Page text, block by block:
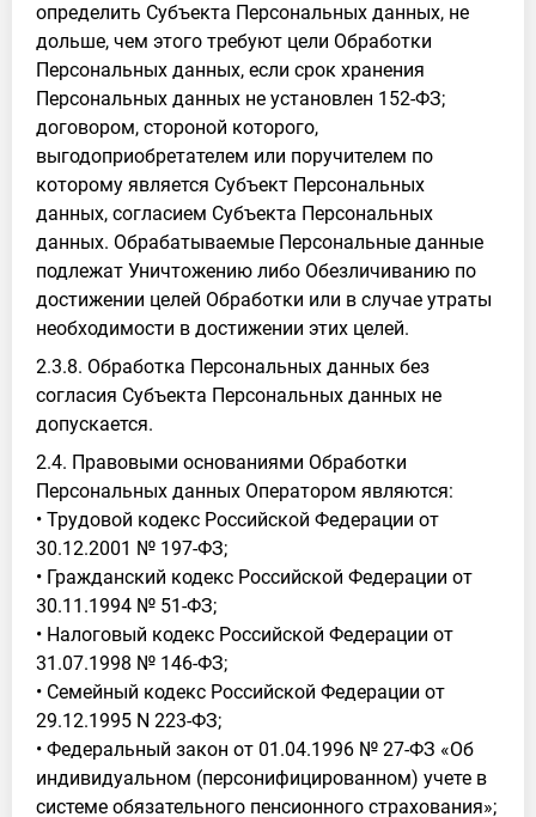
определить Субъекта Персональных данных, не
дольше, чем этого требуют цели Обработки
Персональных данных, если срок хранения
Персональных данных не установлен 152-ФЗ;
договором, стороной которого,
выгодоприобретателем или поручителем по
которому является Субъект Персональных
данных, согласием Субъекта Персональных
данных. Обрабатываемые Персональные данные
подлежат Уничтожению либо Обезличиванию по
достижении целей Обработки или в случае утраты
необходимости в достижении этих целей.
2.3.8. Обработка Персональных данных без
согласия Субъекта Персональных данных не
допускается.
2.4. Правовыми основаниями Обработки
Персональных данных Оператором являются:
• Трудовой кодекс Российской Федерации от
30.12.2001 № 197-ФЗ;
• Гражданский кодекс Российской Федерации от
30.11.1994 № 51-ФЗ;
• Налоговый кодекс Российской Федерации от
31.07.1998 № 146-ФЗ;
• Семейный кодекс Российской Федерации от
29.12.1995 N 223-ФЗ;
• Федеральный закон от 01.04.1996 № 27-ФЗ «Об
индивидуальном (персонифицированном) учете в
системе обязательного пенсионного страхования»;